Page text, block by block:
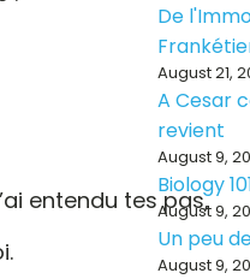
entendu tes pas,
De
August 21,
A Cesar
revient
August 9,
Biology
August 9,
Un peu
August 9,